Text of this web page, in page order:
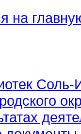
на
Соль-